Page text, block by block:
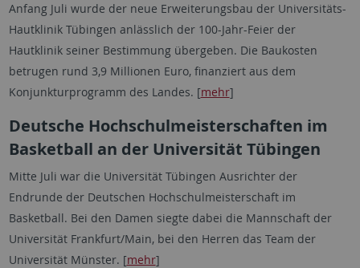
Anfang Juli wurde der neue Erweiterungsbau der Universitäts-
Hautklinik Tübingen anlässlich der 100-Jahr-Feier der
Hautklinik seiner Bestimmung übergeben. Die Baukosten
betrugen rund 3,9 Millionen Euro, finanziert aus dem
Konjunkturprogramm des Landes. [mehr]
Deutsche Hochschulmeisterschaften im
Basketball an der Universität Tübingen
Mitte Juli war die Universität Tübingen Ausrichter der
Endrunde der Deutschen Hochschulmeisterschaft im
Basketball. Bei den Damen siegte dabei die Mannschaft der
Universität Frankfurt/Main, bei den Herren das Team der
Universität Münster. [mehr]